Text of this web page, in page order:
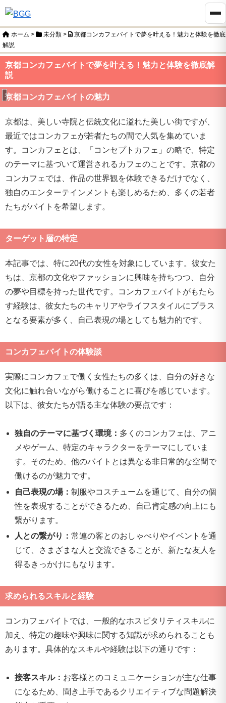
ホーム > 未分類 >
京都コンカフェバイトで夢を叶える！魅力と体験を徹底
解説
京都コンカフェバイトで夢を叶える！魅力と体験を徹底解
説
未分類
京都コンカフェバイトの魅力
京都は、美しい寺院と伝統文化に溢れた美しい街ですが、
最近ではコンカフェが若者たちの間で人気を集めていま
す。コンカフェとは、「コンセプトカフェ」の略で、特定
のテーマに基づいて運営されるカフェのことです。京都の
コンカフェでは、作品の世界観を体験できるだけでなく、
独自のエンターテインメントも楽しめるため、多くの若者
たちがバイトを希望します。
ターゲット層の特定
本記事では、特に20代の女性を対象にしています。彼女た
ちは、京都の文化やファッションに興味を持ちつつ、自分
の夢や目標を持った世代です。コンカフェバイトがもたら
す経験は、彼女たちのキャリアやライフスタイルにプラス
となる要素が多く、自己表現の場としても魅力的です。
コンカフェバイトの体験談
実際にコンカフェで働く女性たちの多くは、自分の好きな
文化に触れ合いながら働けることに喜びを感じています。
以下は、彼女たちが語る主な体験の要点です：
独自のテーマに基づく環境： 多くのコンカフェは、アニ
メやゲーム、特定のキャラクターをテーマにしていま
す。そのため、他のバイトとは異なる非日常的な空間で
働けるのが魅力です。
自己表現の場：制服やコスチュームを通じて、自分の個
性を表現することができるため、自己肯定感の向上にも
繋がります。
人との繋がり：常連の客とのおしゃべりやイベントを通
じて、さまざまな人と交流できることが、新たな友人を
得るきっかけにもなります。
求められるスキルと経験
コンカフェバイトでは、一般的なホスピタリティスキルに
加え、特定の趣味や興味に関する知識が求められることも
あります。具体的なスキルや経験は以下の通りです：
接客スキル： お客様とのコミュニケーションが主な仕事
になるため、聞き上手であるクリエイティブな問題解決